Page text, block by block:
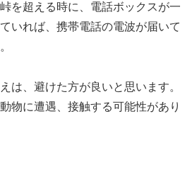
を超える時に、電話ボックスが一
いれば、携帯電話の電波が届いて
は、避けた方が良いと思います。
物に遭遇、接触する可能性があり